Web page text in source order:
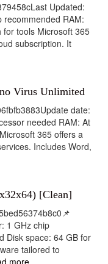
Updated:
recommended RAM:
for tools Microsoft 365
subscription. It
Virus Unlimited
date:
needed RAM: At
365 offers a
Includes Word,
[Clean]
1 GHz chip
Disk space: 64 GB for
tailored to
more